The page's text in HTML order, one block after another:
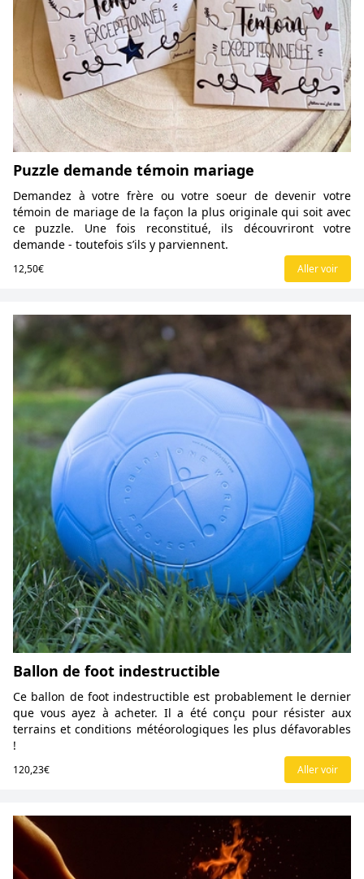
Puzzle demande témoin mariage
Demandez à votre frère ou votre soeur de devenir votre
témoin de mariage de la façon la plus originale qui soit avec
ce puzzle. Une fois reconstitué, ils découvriront votre
demande - toutefois s’ils y parviennent.
12,50€ Aller voir
Ballon de foot indestructible
Ce ballon de foot indestructible est probablement le dernier
que vous ayez à acheter. Il a été conçu pour résister aux
terrains et conditions météorologiques les plus défavorables
!
120,23€ Aller voir